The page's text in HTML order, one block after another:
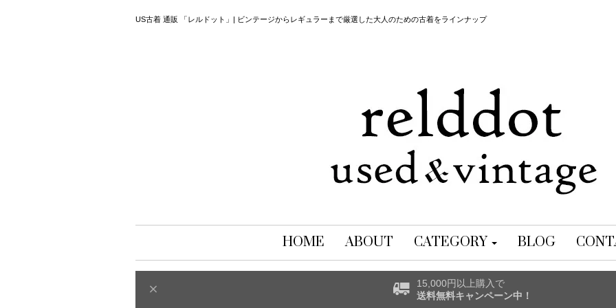
US古着 通販 「レルドット」| ビンテージからレギュラーまで厳選した大人のための古着をラインナップ
HOME ABOUT CATEGORY BLOG
15,000円以上購入で
送料無料キャンペーン中！